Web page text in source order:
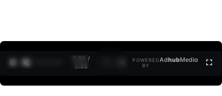
0:31 /
3:35
POWERED
BY
AdhubMedia